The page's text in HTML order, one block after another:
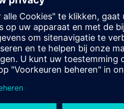
Vind de juiste cursus
voor jou
Zoek direct met
trefwoorden en filters –